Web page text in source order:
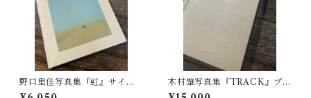
野口里佳写真集『虹』サイン
入り
木村肇写真集『TRACK』プリ
ント付き（インクジェット）